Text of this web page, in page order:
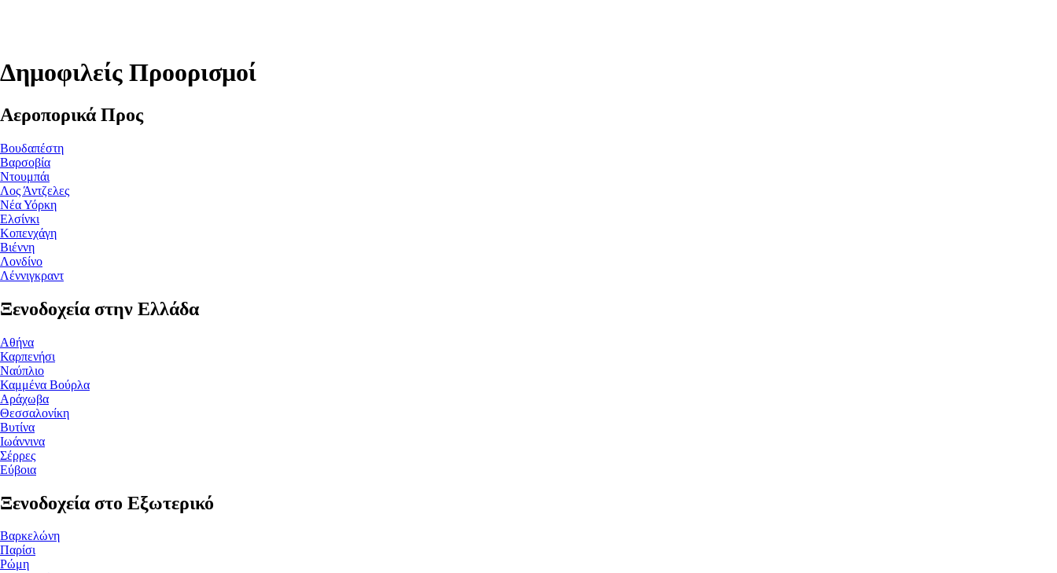
Δημοφιλείς Προορισμοί
Αεροπορικά Προς
Βουδαπέστη
Βαρσοβία
Ντουμπάι
Λος Άντζελες
Νέα Υόρκη
Ελσίνκι
Κοπενχάγη
Βιέννη
Λονδίνο
Λέννιγκραντ
Ξενοδοχεία στην Ελλάδα
Αθήνα
Καρπενήσι
Ναύπλιο
Καμμένα Βούρλα
Αράχωβα
Θεσσαλονίκη
Βυτίνα
Ιωάννινα
Σέρρες
Εύβοια
Ξενοδοχεία στο Εξωτερικό
Βαρκελώνη
Παρίσι
Ρώμη